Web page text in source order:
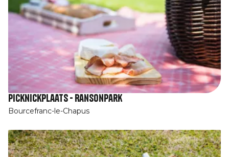
Picknickplaats - Ransonpark
Bourcefranc-le-Chapus